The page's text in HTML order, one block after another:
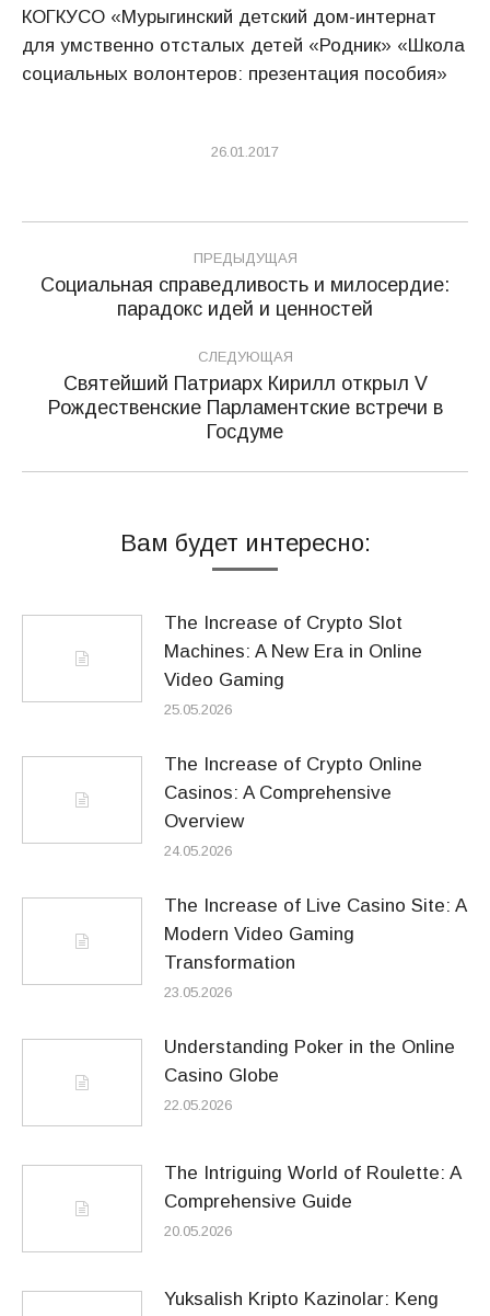
КОГКУСО «Мурыгинский детский дом-интернат
для умственно отсталых детей «Родник» «Школа
социальных волонтеров: презентация пособия»
26.01.2017
Навигация
по
записям
ПРЕДЫДУЩАЯ
Предыдущая
запись:
Социальная справедливость и милосердие:
парадокс идей и ценностей
СЛЕДУЮЩАЯ
Следующая
запись:
Святейший Патриарх Кирилл открыл V
Рождественские Парламентские встречи в
Госдуме
Вам будет интересно:
The Increase of Crypto Slot
Machines: A New Era in Online
Video Gaming
25.05.2026
The Increase of Crypto Online
Casinos: A Comprehensive
Overview
24.05.2026
The Increase of Live Casino Site: A
Modern Video Gaming
Transformation
23.05.2026
Understanding Poker in the Online
Casino Globe
22.05.2026
The Intriguing World of Roulette: A
Comprehensive Guide
20.05.2026
Yuksalish Kripto Kazinolar: Keng